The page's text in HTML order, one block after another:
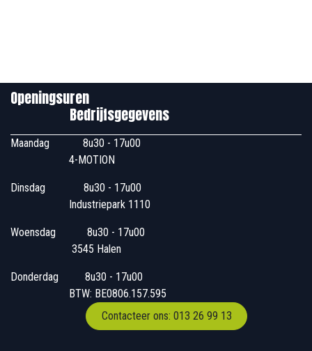
Openingsuren
Bedrijfsgegevens
Maandag
​8u30 - 17u00
4-MOTION
Dinsdag
​8u30 - 17u00
Industriepark 1110
Woensdag
​​​ 8u30 - 17u00
3545 Halen
Donderdag
​​8u30 - 17u00
BTW: BE0806.157.595
Contacteer ons: 013 26 99 13